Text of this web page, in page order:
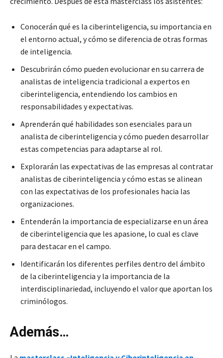
Conocerán qué es la ciberinteligencia, su importancia en
el entorno actual, y cómo se diferencia de otras formas
de inteligencia.
Descubrirán cómo pueden evolucionar en su carrera de
analistas de inteligencia tradicional a expertos en
ciberinteligencia, entendiendo los cambios en
responsabilidades y expectativas.
Aprenderán qué habilidades son esenciales para un
analista de ciberinteligencia y cómo pueden desarrollar
estas competencias para adaptarse al rol.
Explorarán las expectativas de las empresas al contratar
analistas de ciberinteligencia y cómo estas se alinean
con las expectativas de los profesionales hacia las
organizaciones.
Entenderán la importancia de especializarse en un área
de ciberinteligencia que les apasione, lo cual es clave
para destacar en el campo.
Identificarán los diferentes perfiles dentro del ámbito
de la ciberinteligencia y la importancia de la
interdisciplinariedad, incluyendo el valor que aportan los
criminólogos.
Además…